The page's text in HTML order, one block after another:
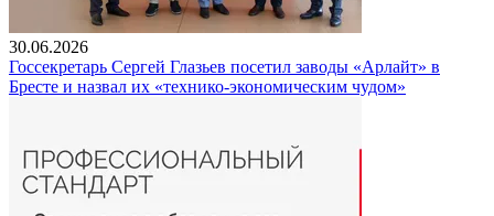
30.06.2026
Госсекретарь Сергей Глазьев посетил заводы «Арлайт» в
Бресте и назвал их «технико-экономическим чудом»